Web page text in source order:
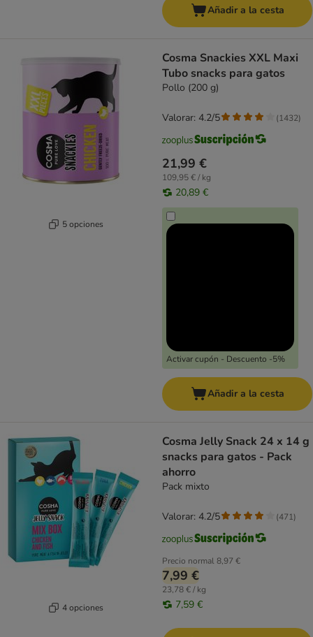
Añadir a la cesta
5 opciones
Cosma Snackies XXL Maxi
Tubo snacks para gatos
Pollo (200 g)
21,99 €
109,95 € / kg
20,89 €
Activar cupón - Descuento -5%
Valorar: 4.2/5 (1432)
Añadir a la cesta
4 opciones
Cosma Jelly Snack 24 x 14 g
snacks para gatos - Pack
ahorro
Pack mixto
Precio normal8,97 €
7,99 €
23,78 € / kg
7,59 €
Valorar: 4.2/5 (471)